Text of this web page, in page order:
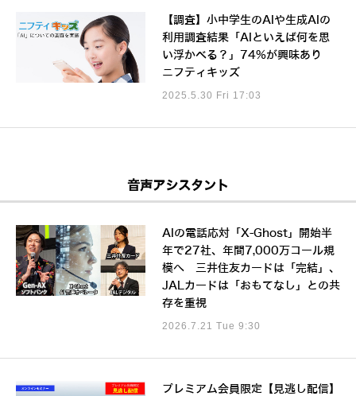
【調査】小中学生のAIや生成AIの
利用調査結果「AIといえば何を思
い浮かべる？」74%が興味あり
ニフティキッズ
2025.5.30 Fri 17:03
音声アシスタント
AIの電話応対「X-Ghost」開始半
年で27社、年間7,000万コール規
模へ 三井住友カードは「完結」、
JALカードは「おもてなし」との共
存を重視
2026.7.21 Tue 9:30
プレミアム会員限定【見逃し配信】